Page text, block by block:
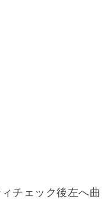
チェック後左へ曲